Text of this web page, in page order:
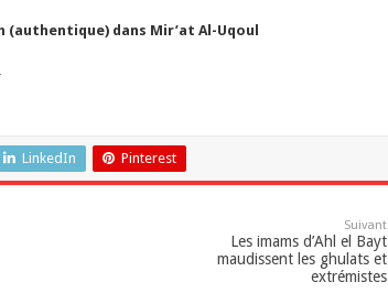
dans Mir’at Al-Uqoul
LinkedIn Pinterest
Suivant
Les imams d’Ahl el Bayt
maudissent les ghulats et
extrémistes